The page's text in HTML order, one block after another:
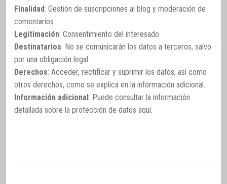
Finalidad: Gestión de suscripciones al blog y moderación de
comentarios
Legitimación: Consentimiento del interesado
Destinatarios: No se comunicarán los datos a terceros, salvo
por una obligación legal.
Derechos: Acceder, rectificar y suprimir los datos, así como
otros derechos, como se explica en la información adicional.
Información adicional : Puede consultar la información
detallada sobre la protección de datos aquí.